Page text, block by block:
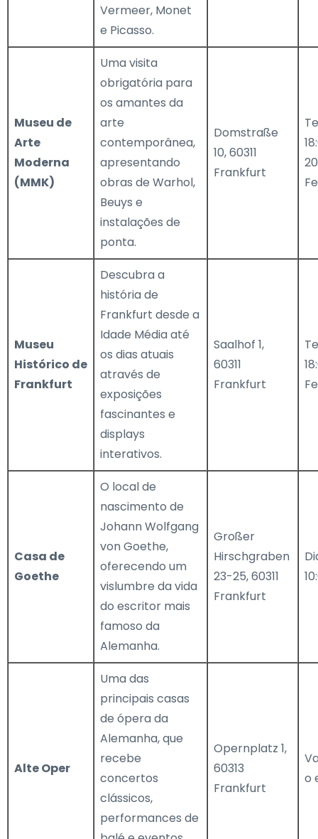
Vermeer, Monet
e Picasso.
Museu de
Arte
Moderna
(MMK)
Uma visita
obrigatória para
os amantes da
arte
contemporânea,
apresentando
obras de Warhol,
Beuys e
instalações de
ponta.
Domstraße
10, 60311
Frankfurt
Museu
Histórico de
Frankfurt
Descubra a
história de
Frankfurt desde a
Idade Média até
os dias atuais
através de
exposições
fascinantes e
displays
interativos.
Saalhof 1,
60311
Frankfurt
Casa de
Goethe
O local de
nascimento de
Johann Wolfgang
von Goethe,
oferecendo um
vislumbre da vida
do escritor mais
famoso da
Alemanha.
Großer
Hirschgraben
23-25, 60311
Frankfurt
Alte Oper
Uma das
principais casas
de ópera da
Alemanha, que
recebe
concertos
clássicos,
performances de
Opernplatz 1,
60313
Frankfurt
o